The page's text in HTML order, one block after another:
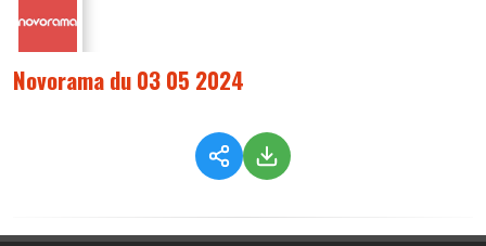
Novorama du 03 05 2024